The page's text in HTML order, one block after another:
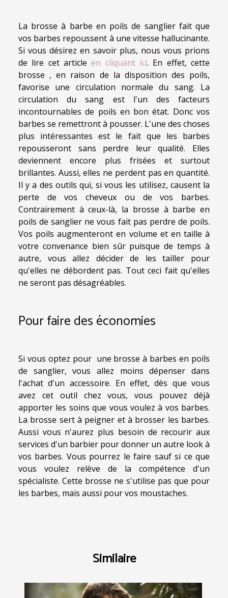
La brosse à barbe en poils de sanglier fait que
vos barbes repoussent à une vitesse hallucinante.
Si vous désirez en savoir plus, nous vous prions
de lire cet articleen cliquant ici. En effet, cette
brosse , en raison de la disposition des poils,
favorise une circulation normale du sang. La
circulation du sang est l'un des facteurs
incontournables de poils en bon état. Donc vos
barbes se remettront à pousser. L'une des choses
plus intéressantes est le fait que les barbes
repousseront sans perdre leur qualité. Elles
deviennent encore plus frisées et surtout
brillantes. Aussi, elles ne perdent pas en quantité.
Il y a des outils qui, si vous les utilisez, causent la
perte de vos cheveux ou de vos barbes.
Contrairement à ceux-là, la brosse à barbe en
poils de sanglier ne vous fait pas perdre de poils.
Vos poils augmenteront en volume et en taille à
votre convenance bien sûr puisque de temps à
autre, vous allez décider de les tailler pour
qu'elles ne débordent pas. Tout ceci fait qu'elles
ne seront pas désagréables.
Pour faire des économies
Si vous optez pour une brosse à barbes en poils
de sanglier, vous allez moins dépenser dans
l'achat d'un accessoire. En effet, dès que vous
avez cet outil chez vous, vous pouvez déjà
apporter les soins que vous voulez à vos barbes.
La brosse sert à peigner et à brosser les barbes.
Aussi vous n'aurez plus besoin de recourir aux
services d'un barbier pour donner un autre look à
vos barbes. Vous pourrez le faire sauf si ce que
vous voulez relève de la compétence d'un
spécialiste. Cette brosse ne s'utilise pas que pour
les barbes, mais aussi pour vos moustaches.
Similaire